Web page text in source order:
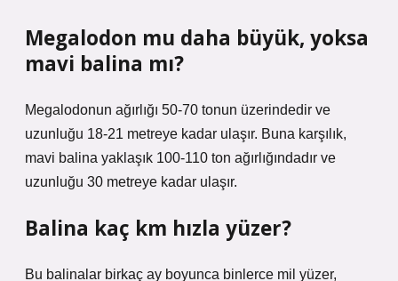
Megalodon mu daha büyük, yoksa
mavi balina mı?
Megalodonun ağırlığı 50-70 tonun üzerindedir ve
uzunluğu 18-21 metreye kadar ulaşır. Buna karşılık,
mavi balina yaklaşık 100-110 ton ağırlığındadır ve
uzunluğu 30 metreye kadar ulaşır.
Balina kaç km hızla yüzer?
Bu balinalar birkaç ay boyunca binlerce mil yüzer,